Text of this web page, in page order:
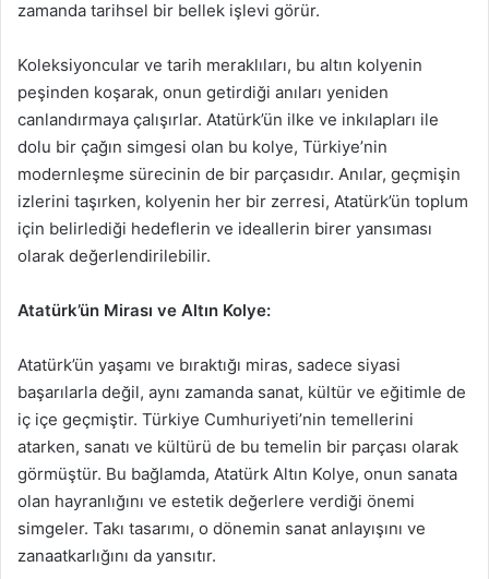
zamanda tarihsel bir bellek işlevi görür.
Koleksiyoncular ve tarih meraklıları, bu altın kolyenin
peşinden koşarak, onun getirdiği anıları yeniden
canlandırmaya çalışırlar. Atatürk’ün ilke ve inkılapları ile
dolu bir çağın simgesi olan bu kolye, Türkiye’nin
modernleşme sürecinin de bir parçasıdır. Anılar, geçmişin
izlerini taşırken, kolyenin her bir zerresi, Atatürk’ün toplum
için belirlediği hedeflerin ve ideallerin birer yansıması
olarak değerlendirilebilir.
Atatürk’ün Mirası ve Altın Kolye:
Atatürk’ün yaşamı ve bıraktığı miras, sadece siyasi
başarılarla değil, aynı zamanda sanat, kültür ve eğitimle de
iç içe geçmiştir. Türkiye Cumhuriyeti’nin temellerini
atarken, sanatı ve kültürü de bu temelin bir parçası olarak
görmüştür. Bu bağlamda, Atatürk Altın Kolye, onun sanata
olan hayranlığını ve estetik değerlere verdiği önemi
simgeler. Takı tasarımı, o dönemin sanat anlayışını ve
zanaatkarlığını da yansıtır.